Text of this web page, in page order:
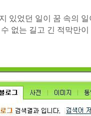
있었던 일이 꿈 속의
없는 길고 긴 적막만